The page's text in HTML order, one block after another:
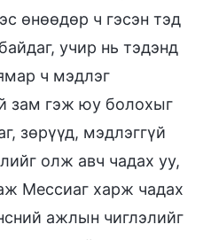
өнөөдөр ч гэсэн тэд
учир нь тэдэнд
ч мэдлэг
зам гэж юу болохыг
зөрүүд, мэдлэггүй
олж авч чадах уу,
Мессиаг харж чадах
ажлын чиглэлийг